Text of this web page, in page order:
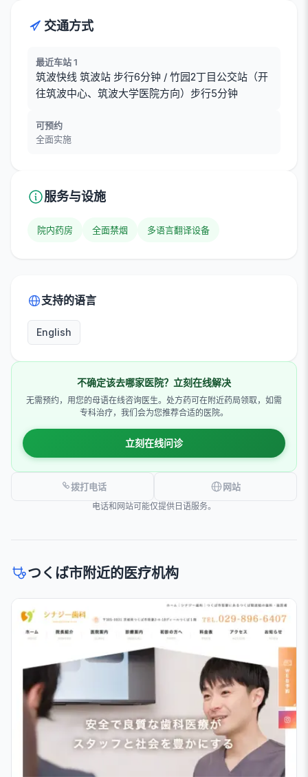
交通方式
最近车站 1
筑波快线 筑波站 步行6分钟 / 竹园2丁目公交站（开
往筑波中心、筑波大学医院方向）步行5分钟
可预约
全面实施
服务与设施
院内药房 全面禁烟 多语言翻译设备
支持的语言
English
不确定该去哪家医院？立刻在线解决
无需预约，用您的母语在线咨询医生。处方药可在附近药局领取，如需
专科治疗，我们会为您推荐合适的医院。
立刻在线问诊
拨打电话 网站
电话和网站可能仅提供日语服务。
つくば市附近的医疗机构